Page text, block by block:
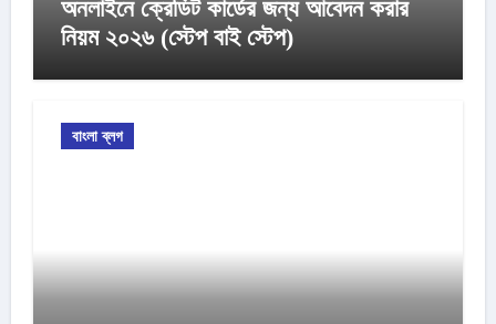
অনলাইনে ক্রেডিট কার্ডের জন্য আবেদন করার
নিয়ম ২০২৬ (স্টেপ বাই স্টেপ)
বাংলা ব্লগ